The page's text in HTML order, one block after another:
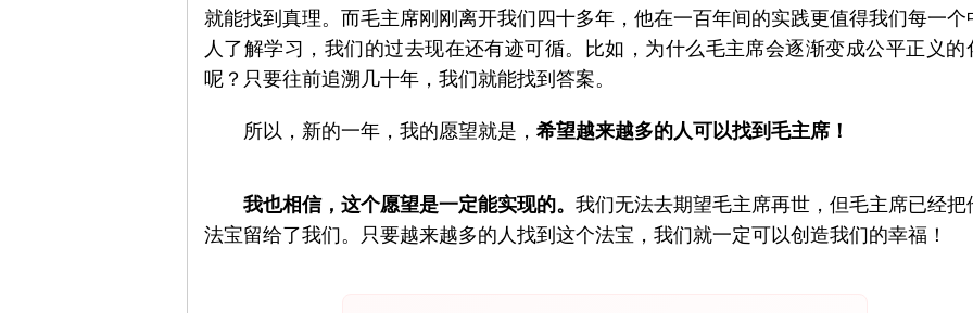
就能找到真理。而毛主席刚刚离开我们四十多年，他在一百年间的实践更值得我们每一个
人了解学习，我们的过去现在还有迹可循。比如，为什么毛主席会逐渐变成公平正义的
呢？只要往前追溯几十年，我们就能找到答案。
所以，新的一年，我的愿望就是， 希望越来越多的人可以找到毛主席！
我也相信，这个愿望是一定能实现的。 我们无法去期望毛主席再世，但毛主席已经把
法宝留给了我们。只要越来越多的人找到这个法宝，我们就一定可以创造我们的幸福！